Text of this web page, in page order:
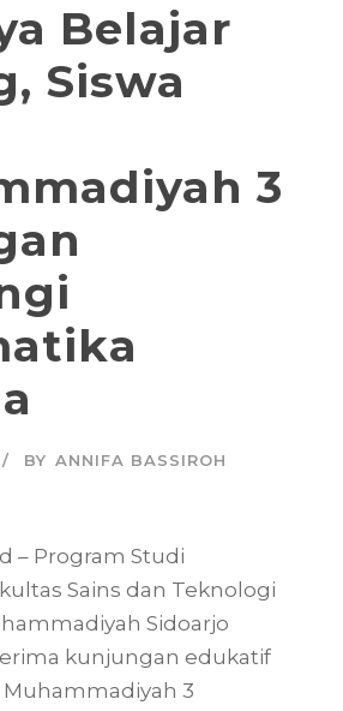
Belajar
Siswa
3
BY ANNIFA BASSIROH
– Program Studi
Sains dan Teknologi
Sidoarjo
kunjungan edukatif
Muhammadiyah 3